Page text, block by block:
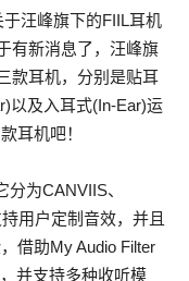
汪峰旗下的FIIL耳机
有新消息了，汪峰旗
款耳机，分别是贴耳
以及入耳式(In-Ear)运
耳机吧！
为CANVIIS、
用户定制音效，并且
借助My Audio Filter
并支持多种收听模